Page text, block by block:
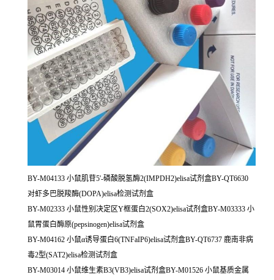
BY-M04133 小鼠肌苷5'-磷酸脱氢酶2(IMPDH2)elisa试剂盒BY-QT6630
对虾多巴脱羧酶(DOPA)elisa检测试剂盒
BY-M02333 小鼠性别决定区Y框蛋白2(SOX2)elisa试剂盒BY-M03333 小
鼠胃蛋白酶原(pepsinogen)elisa试剂盒
BY-M04162 小鼠α诱导蛋白6(TNFaIP6)elisa试剂盒BY-QT6737 鹿南非病
毒2型(SAT2)elisa检测试剂盒
BY-M03014 小鼠维生素B3(VB3)elisa试剂盒BY-M01526 小鼠基质金属